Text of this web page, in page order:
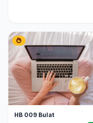
HB 009 Bulat